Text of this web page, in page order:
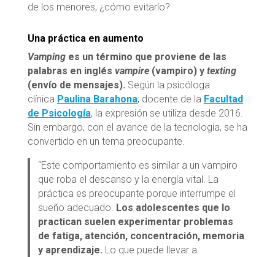
de los menores, ¿cómo evitarlo?
Una práctica en aumento
Vampinges un término que proviene de las
palabras en inglés vampire (vampiro) y texting
(envío de mensajes). Según la psicóloga
clínica Paulina Barahona, docente de la Facultad
de Psicología, la expresión se utiliza desde 2016.
Sin embargo, con el avance de la tecnología, se ha
convertido en un tema preocupante.
“Este comportamiento es similar a un vampiro
que roba el descanso y la energía vital. La
práctica es preocupante porque interrumpe el
sueño adecuado. Los adolescentes que lo
practican suelen experimentar problemas
de fatiga, atención, concentración, memoria
y aprendizaje. Lo que puede llevar a